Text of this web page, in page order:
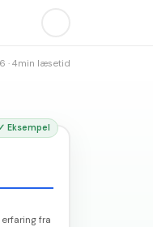
· 4min læsetid
Eksempel
fra